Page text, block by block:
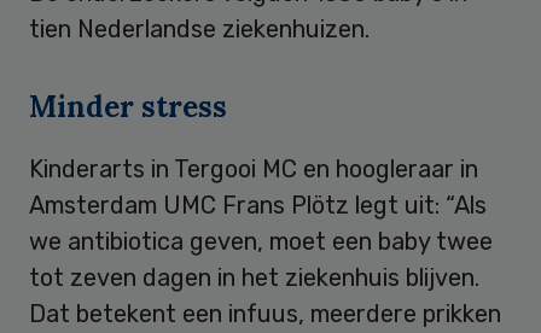
tien Nederlandse ziekenhuizen.
Minder stress
Kinderarts in Tergooi MC en hoogleraar in
Amsterdam UMC Frans Plötz legt uit: “Als
we antibiotica geven, moet een baby twee
tot zeven dagen in het ziekenhuis blijven.
Dat betekent een infuus, meerdere prikken